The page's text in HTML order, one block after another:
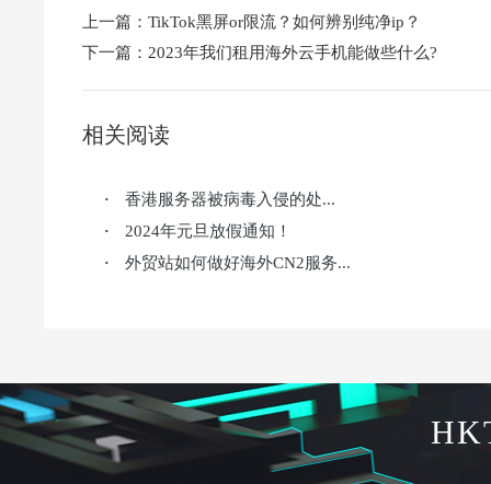
上一篇： TikTok黑屏or限流？如何辨别纯净ip？
下一篇： 2023年我们租用海外云手机能做些什么?
相关阅读
· 香港服务器被病毒入侵的处...
· 2024年元旦放假通知！
· 外贸站如何做好海外CN2服务...